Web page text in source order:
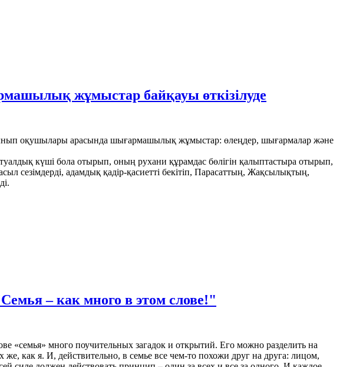
жұмыстар байқауы өткізілуде
оқушылары арасында шығармашылық жұмыстар: өлеңдер, шығармалар және
күші бола отырып, оның рухани құрамдас бөлігін қалыптастыра отырып,
сезімдерді, адамдық қадір-қасиетті бекітіп, Парасаттың, Жақсылықтың,
– как много в этом слове!"
«семья» много поучительных загадок и открытий. Его можно разделить на
как я. И, действительно, в семье все чем-то похожи друг на друга: лицом,